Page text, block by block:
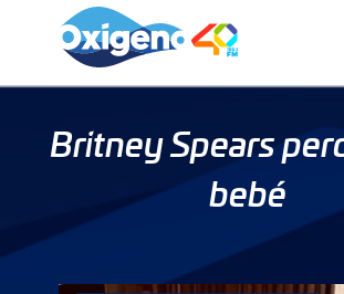
Britney Spears
bebé